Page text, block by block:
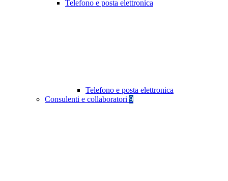
Telefono e posta elettronica
Telefono e posta elettronica
Consulenti e collaboratori 9